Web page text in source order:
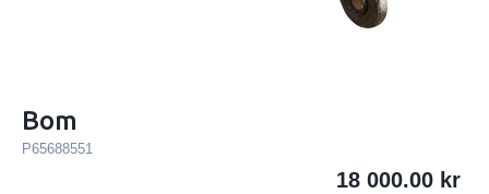
Bom
P65688551
18 000.00